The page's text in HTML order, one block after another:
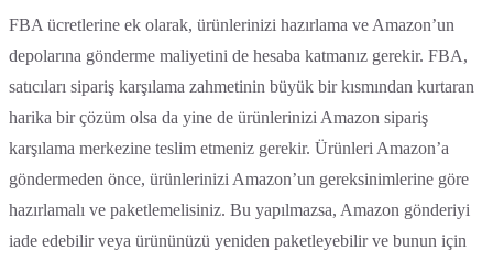
FBA ücretlerine ek olarak, ürünlerinizi hazırlama ve Amazon’un
depolarına gönderme maliyetini de hesaba katmanız gerekir. FBA,
satıcıları sipariş karşılama zahmetinin büyük bir kısmından kurtaran
harika bir çözüm olsa da yine de ürünlerinizi Amazon sipariş
karşılama merkezine teslim etmeniz gerekir. Ürünleri Amazon’a
göndermeden önce, ürünlerinizi Amazon’un gereksinimlerine göre
hazırlamalı ve paketlemelisiniz. Bu yapılmazsa, Amazon gönderiyi
iade edebilir veya ürününüzü yeniden paketleyebilir ve bunun için